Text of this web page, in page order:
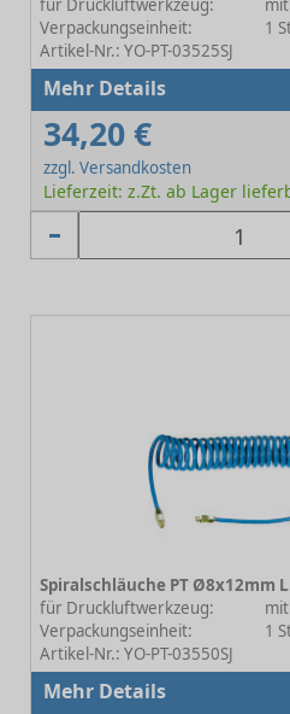
für Druckluftwerkzeug:
Verpackungseinheit:
1
Artikel-Nr.: YO-PT-03525SJ
Mehr Details
34,20 €
zzgl. Versandkosten
Lieferzeit: z.Zt. ab Lager
für Druckluftwerkzeug:
Verpackungseinheit:
1
Artikel-Nr.: YO-PT-03550SJ
Mehr Details